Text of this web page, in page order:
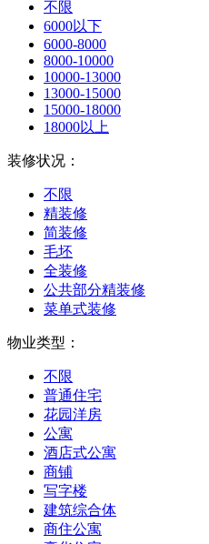
不限
6000以下
6000-8000
8000-10000
10000-13000
13000-15000
15000-18000
18000以上
装修状况：
不限
精装修
简装修
毛坯
全装修
公共部分精装修
菜单式装修
物业类型：
不限
普通住宅
花园洋房
公寓
酒店式公寓
商铺
写字楼
建筑综合体
商住公寓